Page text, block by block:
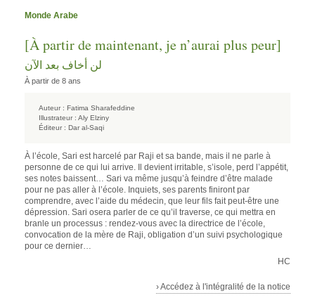
Monde Arabe
[À partir de maintenant, je n’aurai plus peur]
لن أخاف بعد الآن
À partir de 8 ans
Auteur : Fatima Sharafeddine
Illustrateur : Aly Elziny
Éditeur : Dar al-Saqi
À l’école, Sari est harcelé par Raji et sa bande, mais il ne parle à
personne de ce qui lui arrive. Il devient irritable, s’isole, perd l’appétit,
ses notes baissent… Sari va même jusqu’à feindre d’être malade
pour ne pas aller à l’école. Inquiets, ses parents finiront par
comprendre, avec l’aide du médecin, que leur fils fait peut-être une
dépression. Sari osera parler de ce qu’il traverse, ce qui mettra en
branle un processus : rendez-vous avec la directrice de l’école,
convocation de la mère de Raji, obligation d’un suivi psychologique
pour ce dernier…
HC
› Accédez à l'intégralité de la notice